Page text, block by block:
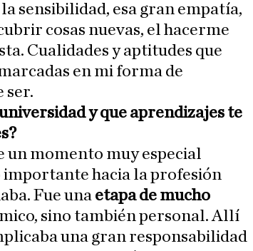
sensibilidad, esa gran empatía,
cosas nuevas, el hacerme
Cualidades y aptitudes que
en mi forma de
ser.
y que aprendizajes te
un momento muy especial
importante hacia la profesión
Fue una etapa de mucho
sino también personal. Allí
una gran responsabilidad